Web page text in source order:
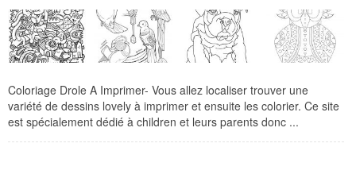
Coloriage Drole A Imprimer- Vous allez localiser trouver une
variété de dessins lovely à imprimer et ensuite les colorier. Ce site
est spécialement dédié à children et leurs parents donc ...